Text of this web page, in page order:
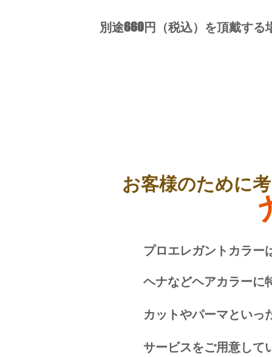
別途660円（税込）を頂戴する
お客様のために
プロエレガントカラー
ヘナなどヘアカラーに
カットやパーマといっ
サービスをご用意して